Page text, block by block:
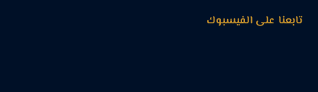
تابعنا على الفيسبوك